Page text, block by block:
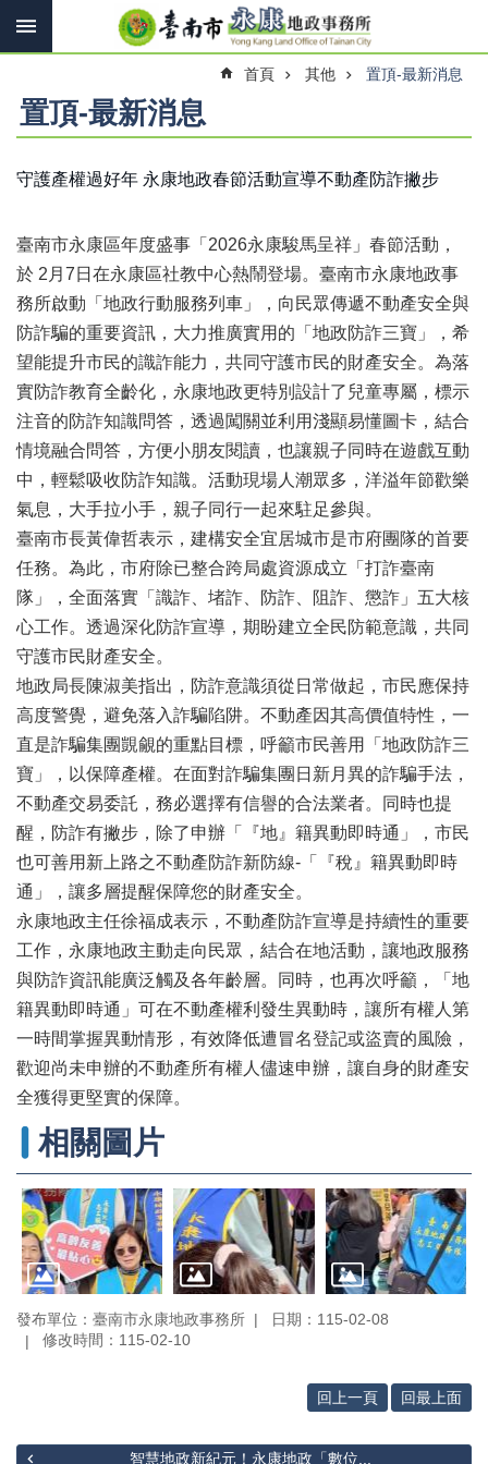
跳到主要內容區塊
搜
搜
尋
快
報
機
關
簡
介
線
上
申
辦
與
查
詢
便
民
服
民
意
交
流
下
載
專
區
主
題
專
區
其
他
服
地
籍
圖
實
價
登
錄
首頁 其他 置頂-最新消息
置頂-最新消息
守護產權過好年 永康地政春節活動宣導不動產防詐撇步
臺南市永康區年度盛事「2026永康駿馬呈祥」春節活動，
於 2月7日在永康區社教中心熱鬧登場。臺南市永康地政事
務所啟動「地政行動服務列車」，向民眾傳遞不動產安全與
防詐騙的重要資訊，大力推廣實用的「地政防詐三寶」，希
望能提升市民的識詐能力，共同守護市民的財產安全。為落
實防詐教育全齡化，永康地政更特別設計了兒童專屬，標示
注音的防詐知識問答，透過闖關並利用淺顯易懂圖卡，結合
情境融合問答，方便小朋友閱讀，也讓親子同時在遊戲互動
中，輕鬆吸收防詐知識。活動現場人潮眾多，洋溢年節歡樂
氣息，大手拉小手，親子同行一起來駐足參與。
臺南市長黃偉哲表示，建構安全宜居城市是市府團隊的首要
任務。為此，市府除已整合跨局處資源成立「打詐臺南
隊」，全面落實「識詐、堵詐、防詐、阻詐、懲詐」五大核
心工作。透過深化防詐宣導，期盼建立全民防範意識，共同
守護市民財產安全。
地政局長陳淑美指出，防詐意識須從日常做起，市民應保持
高度警覺，避免落入詐騙陷阱。不動產因其高價值特性，一
直是詐騙集團覬覦的重點目標，呼籲市民善用「地政防詐三
寶」，以保障產權。在面對詐騙集團日新月異的詐騙手法，
不動產交易委託，務必選擇有信譽的合法業者。同時也提
醒，防詐有撇步，除了申辦「『地』籍異動即時通」，市民
也可善用新上路之不動產防詐新防線-「『稅』籍異動即時
通」，讓多層提醒保障您的財產安全。
永康地政主任徐福成表示，不動產防詐宣導是持續性的重要
工作，永康地政主動走向民眾，結合在地活動，讓地政服務
與防詐資訊能廣泛觸及各年齡層。同時，也再次呼籲，「地
籍異動即時通」可在不動產權利發生異動時，讓所有權人第
一時間掌握異動情形，有效降低遭冒名登記或盜賣的風險，
歡迎尚未申辦的不動產所有權人儘速申辦，讓自身的財產安
全獲得更堅實的保障。
相關圖片
發布單位：臺南市永康地政事務所
日期：115-02-08
修改時間：115-02-10
回上一頁 回最上面
智慧地政新紀元！永康地政「數位...